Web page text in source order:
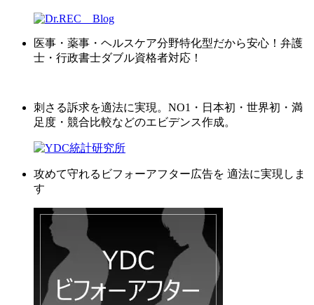
医事・薬事・ヘルスケア分野特化型だから安心！弁護
士・行政書士ダブル資格者対応！
刺さる訴求を適法に実現。NO1・日本初・世界初・満
足度・競合比較などのエビデンス作成。
攻めて守れるビフォーアフター広告を 適法に実現しま
す